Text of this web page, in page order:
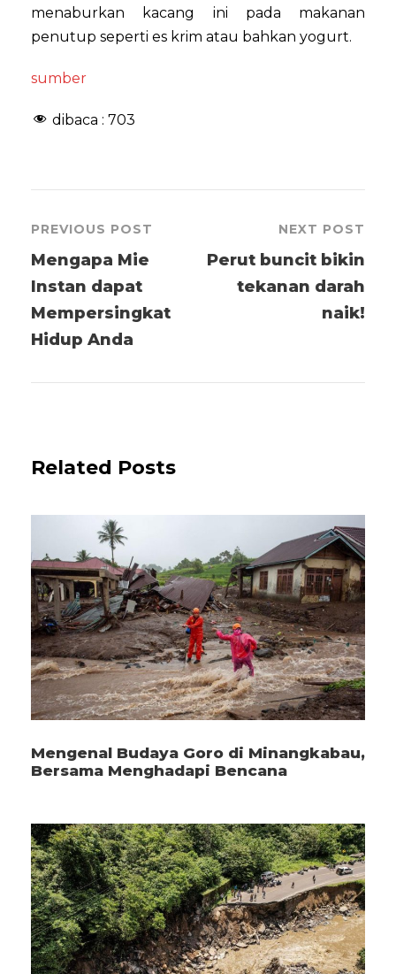
menaburkan kacang ini pada makanan
penutup seperti es krim atau bahkan yogurt.
sumber
dibaca : 703
PREVIOUS POST
Mengapa Mie
Instan dapat
Mempersingkat
Hidup Anda
NEXT POST
Perut buncit bikin
tekanan darah
naik!
Related Posts
Mengenal Budaya Goro di Minangkabau,
Bersama Menghadapi Bencana